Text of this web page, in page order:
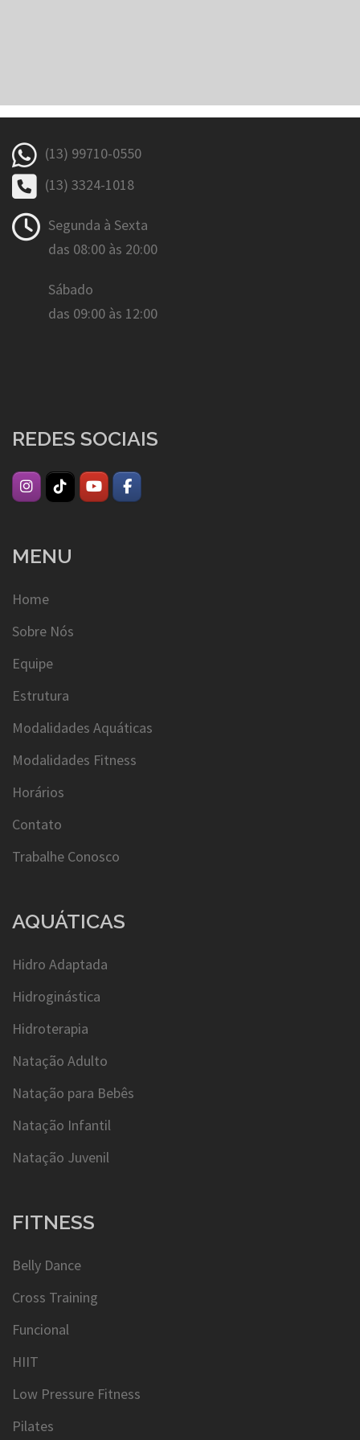
(13) 99710-0550
(13) 3324-1018
Segunda à Sexta
das 08:00 às 20:00
Sábado
das 09:00 às 12:00
REDES SOCIAIS
MENU
Home
Sobre Nós
Equipe
Estrutura
Modalidades Aquáticas
Modalidades Fitness
Horários
Contato
Trabalhe Conosco
AQUÁTICAS
Hidro Adaptada
Hidroginástica
Hidroterapia
Natação Adulto
Natação para Bebês
Natação Infantil
Natação Juvenil
FITNESS
Belly Dance
Cross Training
Funcional
HIIT
Low Pressure Fitness
Pilates